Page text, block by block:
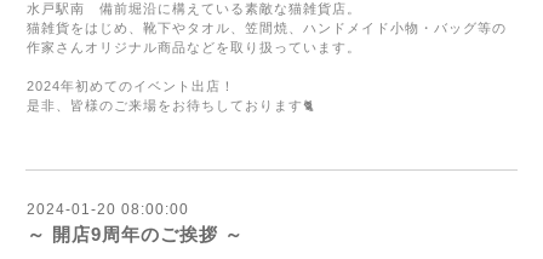
水戸駅南 備前堀沿に構えている素敵な猫雑貨店。
猫雑貨をはじめ、靴下やタオル、笠間焼、ハンドメイド小物・バッグ等の
作家さんオリジナル商品などを取り扱っています。
2024年初めてのイベント出店！
是非、皆様のご来場をお待ちしております🐈
2024-01-20 08:00:00
～ 開店9周年のご挨拶 ～